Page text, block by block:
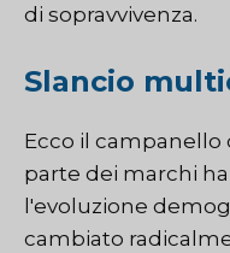
di sopravvivenza.
Slancio
Ecco il
parte dei marchi
l'evoluzione
cambiato